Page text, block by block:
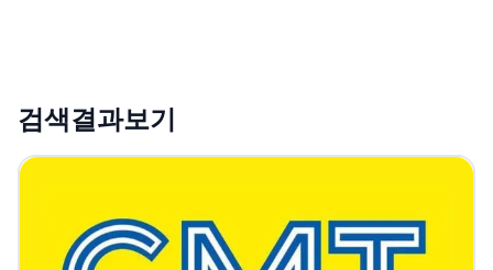
검색결과보기